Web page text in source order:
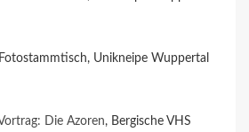
Unikneipe Wuppertal
Die Azoren, Bergische VHS